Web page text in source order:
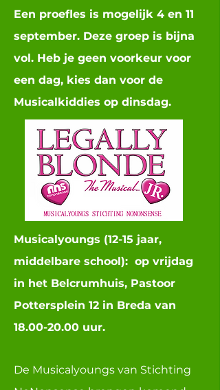
Een proefles is mogelijk 4 en 11
september. Deze groep is bijna
vol. Heb je geen voorkeur voor
een dag, kies dan voor de
Musicalkiddies op dinsdag.
Musicalyoungs (12-15 jaar,
middelbare school): op vrijdag
in het Belcrumhuis, Pastoor
Pottersplein 12 in Breda van
18.00-20.00 uur.
De Musicalyoungs van Stichting